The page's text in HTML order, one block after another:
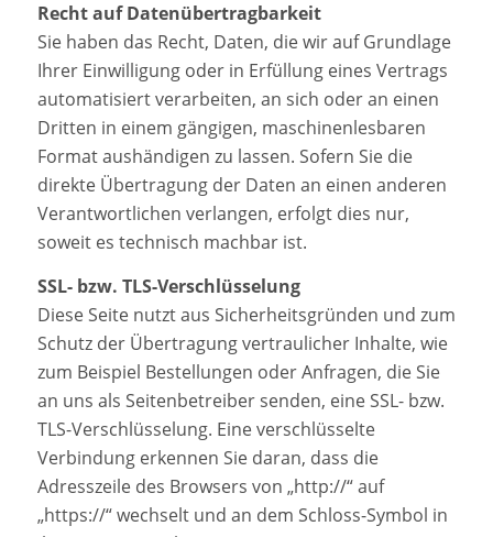
Recht auf Daten­übertrag­barkeit
Sie haben das Recht, Daten, die wir auf Grundlage
Ihrer Einwilligung oder in Erfüllung eines Vertrags
automatisiert verarbeiten, an sich oder an einen
Dritten in einem gängigen, maschinenlesbaren
Format aushändigen zu lassen. Sofern Sie die
direkte Übertragung der Daten an einen anderen
Verantwortlichen verlangen, erfolgt dies nur,
soweit es technisch machbar ist.
SSL- bzw. TLS-Verschlüsselung
Diese Seite nutzt aus Sicherheitsgründen und zum
Schutz der Übertragung vertraulicher Inhalte, wie
zum Beispiel Bestellungen oder Anfragen, die Sie
an uns als Seitenbetreiber senden, eine SSL- bzw.
TLS-Verschlüsselung. Eine verschlüsselte
Verbindung erkennen Sie daran, dass die
Adresszeile des Browsers von „http://“ auf
„https://“ wechselt und an dem Schloss-Symbol in